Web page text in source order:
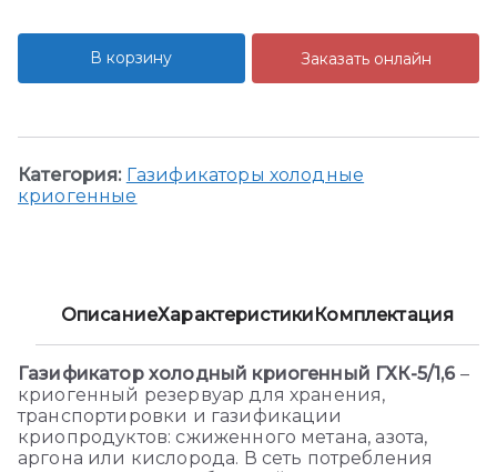
В корзину Заказать онлайн
Категория: Газификаторы холодные
криогенные
ОписаниеХарактеристики Комплектация
Газификатор холодный криогенный ГХК-5/1,6–
криогенный резервуар для хранения,
транспортировки и газификации
криопродуктов: сжиженного метана, азота,
аргона или кислорода. В сеть потребления